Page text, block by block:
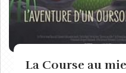
La Course au